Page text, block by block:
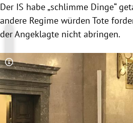
Der IS habe „schlimme Dinge“
andere Regime würden Tote
der Angeklagte nicht abringen.
Copyright-Hinweis öffnen/